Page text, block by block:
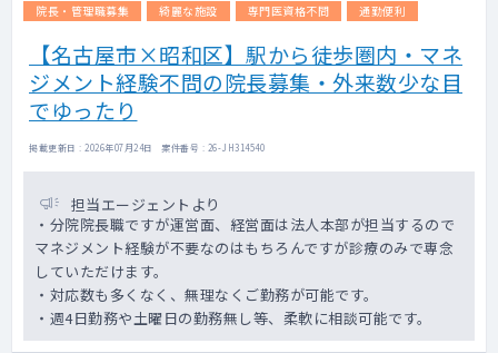
院長・管理職募集
綺麗な施設 専門医資格不問 通勤便利
【名古屋市×昭和区】駅から徒歩圏内・マネ
ジメント経験不問の院長募集・外来数少な目
でゆったり
掲載更新日 : 2026年07月24日 案件番号 : 26-JH314540
担当エージェントより
・分院院長職ですが運営面、経営面は法人本部が担当するので
マネジメント経験が不要なのはもちろんですが診療のみで専念
していただけます。
・対応数も多くなく、無理なくご勤務が可能です。
・週4日勤務や土曜日の勤務無し等、柔軟に相談可能です。